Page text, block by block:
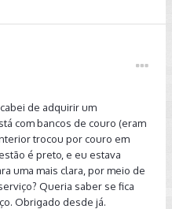
de adquirir um
com bancos de couro (eram
trocou por couro em
é preto, e eu estava
uma mais clara, por meio de
Queria saber se fica
Obrigado desde já.